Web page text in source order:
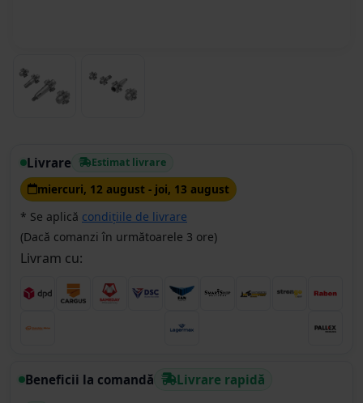
Livrare Estimat livrare
miercuri, 12 august - joi, 13 august
* Se aplică condițiile de livrare
(Dacă comanzi în următoarele 3 ore)
Livram cu:
Beneficii la comandă Livrare rapidă